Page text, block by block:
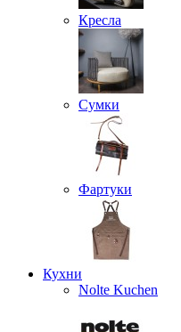
Кресла
Сумки
Фартуки
Кухни
Nolte Kuchen